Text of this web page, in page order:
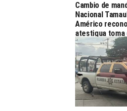
Cambio de
Nacional
Américo
atestigua toma